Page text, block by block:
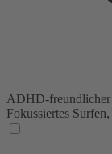
ADHD-
Fokussiertes